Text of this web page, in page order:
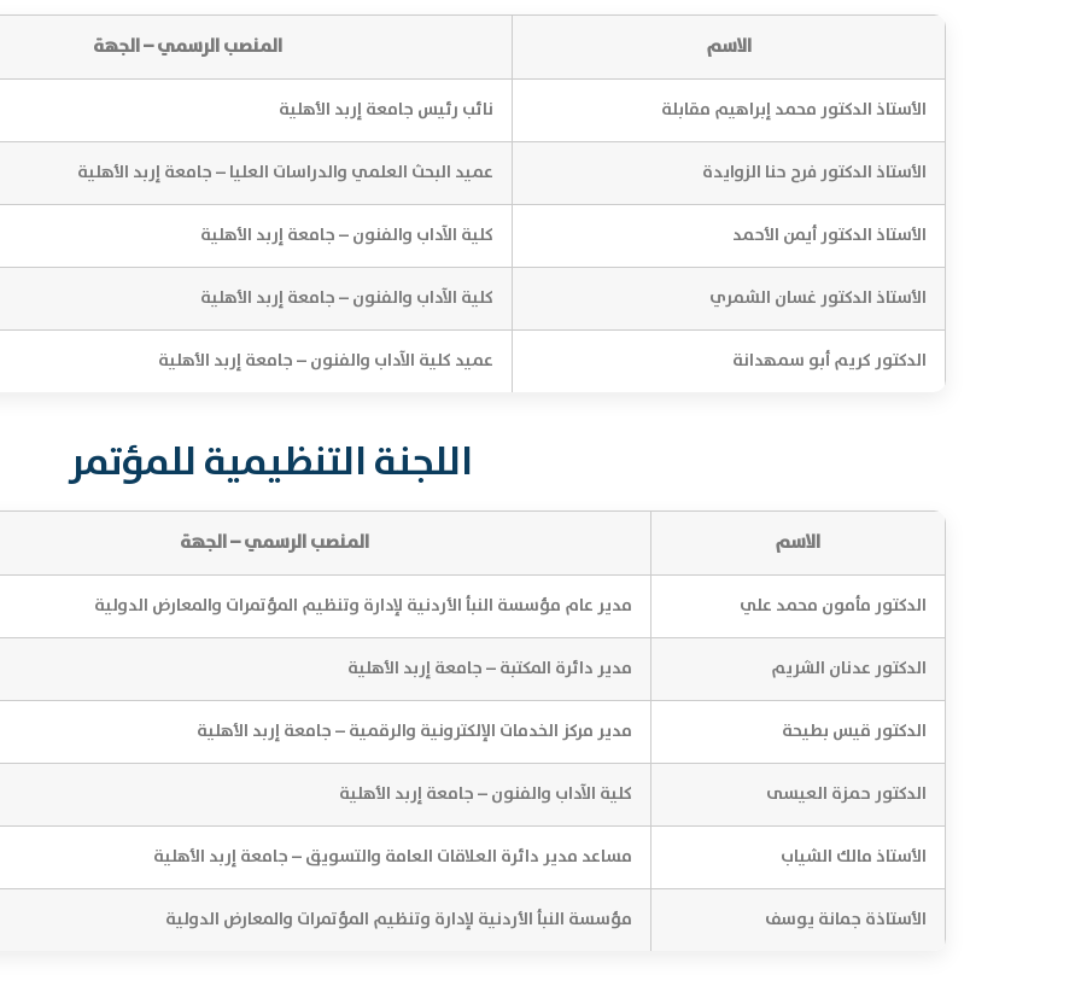
الاسم المنصب الرسمي – الجهة
الأستاذ الدكتور محمد إبراهيم مقابلة نائب رئيس جامعة إربد الأهلية
الأستاذ الدكتور فرح حنا الزوايدة عميد البحث العلمي والدراسات العليا – جامعة إربد الأهلية
الأستاذ الدكتور أيمن الأحمد كلية الآداب والفنون – جامعة إربد الأهلية
الأستاذ الدكتور غسان الشمري كلية الآداب والفنون – جامعة إربد الأهلية
الدكتور كريم أبو سمهدانة عميد كلية الآداب والفنون – جامعة إربد الأهلية
اللجنة التنظيمية للمؤتمر
الاسم المنصب الرسمي – الجهة
الدكتور مأمون محمد علي مدير عام مؤسسة النبأ الأردنية لإدارة وتنظيم المؤتمرات والمعارض الدولية
الدكتور عدنان الشريم مدير دائرة المكتبة – جامعة إربد الأهلية
الدكتور قيس بطيحة مدير مركز الخدمات الإلكترونية والرقمية – جامعة إربد الأهلية
الدكتور حمزة العيسى كلية الآداب والفنون – جامعة إربد الأهلية
الأستاذ مالك الشياب مساعد مدير دائرة العلاقات العامة والتسويق – جامعة إربد الأهلية
الأستاذة جمانة يوسف مؤسسة النبأ الأردنية لإدارة وتنظيم المؤتمرات والمعارض الدولية